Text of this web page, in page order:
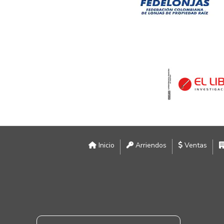
Inicio Arriendos Ventas